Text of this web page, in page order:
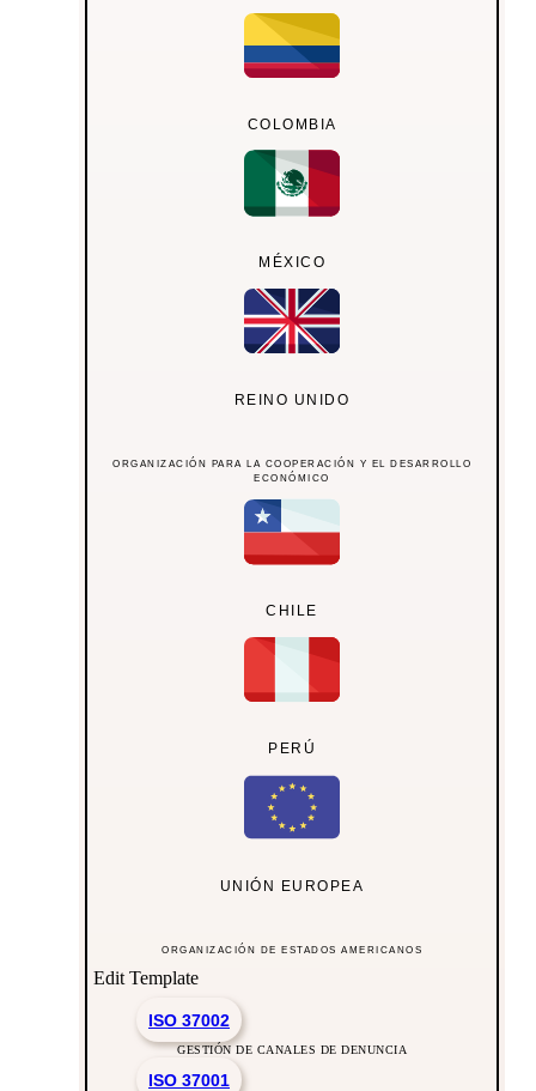
COLOMBIA
MÉXICO
REINO UNIDO
ORGANIZACIÓN PARA LA COOPERACIÓN Y EL DESARROLLO
ECONÓMICO
CHILE
PERÚ
UNIÓN EUROPEA
ORGANIZACIÓN DE ESTADOS AMERICANOS
Edit Template
ISO 37002
GESTIÓN DE CANALES DE DENUNCIA
ISO 37001